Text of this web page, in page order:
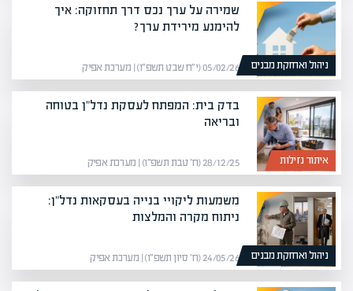
ניהול ואחזקת מבנים
שמירה על ערך נכס דרך תחזוקה: איך
להימנע מירידת ערך?
05/02/26 (י״ח שבט תשפ״ו) | מערכת אפיק
איתור נזילות
בדק בית: המפתח לעסקת נדל"ן בטוחה
ובריאה
28/12/25 (ח׳ טבת תשפ״ו) | מערכת אפיק
ניהול ואחזקת מבנים
משמעות ליקויי בנייה בעסקאות נדל"ן:
ניתוח מקרה והמלצות
24/05/26 (ח׳ סיון תשפ״ו) | מערכת אפיק